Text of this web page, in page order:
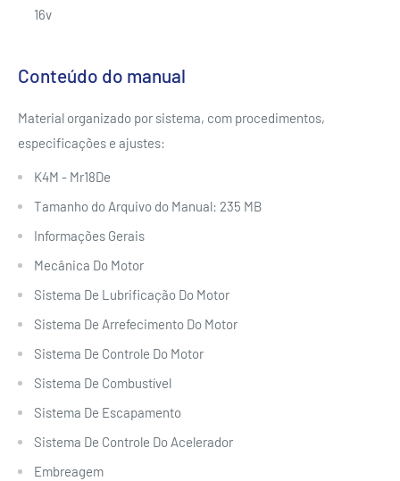
16v
Conteúdo do manual
Material organizado por sistema, com procedimentos,
especificações e ajustes:
K4M - Mr18De
Tamanho do Arquivo do Manual: 235 MB
Informações Gerais
Mecânica Do Motor
Sistema De Lubrificação Do Motor
Sistema De Arrefecimento Do Motor
Sistema De Controle Do Motor
Sistema De Combustível
Sistema De Escapamento
Sistema De Controle Do Acelerador
Embreagem